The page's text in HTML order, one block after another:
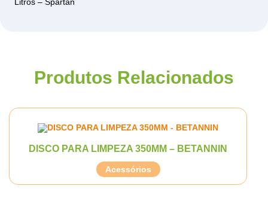
Produtos Relacionados
DISCO PARA LIMPEZA 350MM – BETANNIN
Acessórios